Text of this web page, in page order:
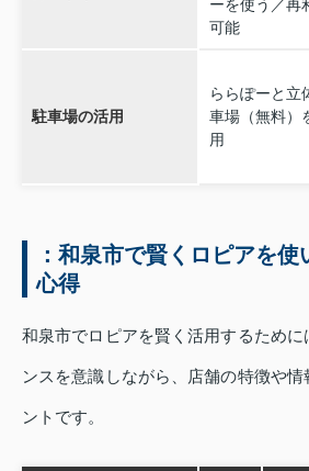
ーを使う／再
可能
駐車場の活用
ららぽーと立
車場（無料）
用
：和泉市で賢くロピアを
心得
和泉市でロピアを賢く活用するために
ンスを意識しながら、店舗の特徴や
ントです。